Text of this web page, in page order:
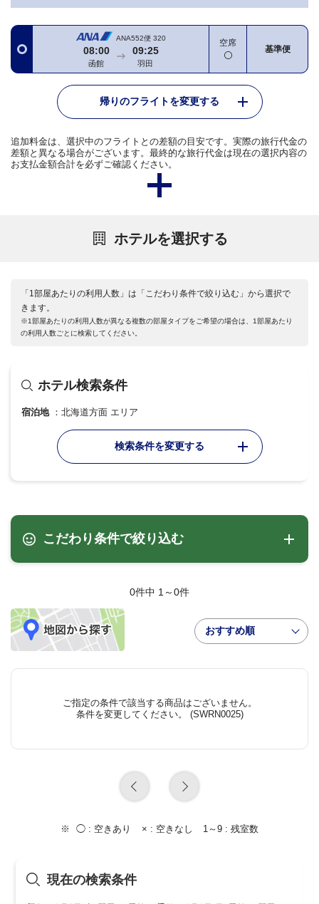
ANA552便 320
08:00
函館
09:25
羽田
空席
基準便
帰りのフライトを変更する
追加料金は、選択中のフライトとの差額の目安です。実際の旅行代金の
差額と異なる場合がございます。最終的な旅行代金は現在の選択内容の
お支払金額合計を必ずご確認ください。
ホテルを選択する
「1部屋あたりの利用人数」は「こだわり条件で絞り込む」から選択で
きます。
※1部屋あたりの利用人数が異なる複数の部屋タイプをご希望の場合は、1部屋あたり
の利用人数ごとに検索してください。
ホテル検索条件
宿泊地 北海道方面 エリア
検索条件を変更する
こだわり条件で絞り込む
0件中 1～0件
おすすめ順
ご指定の条件で該当する商品はございません。
条件を変更してください。 (SWRN0025)
◯ : 空きあり × : 空きなし 1～9 : 残室数
現在の検索条件